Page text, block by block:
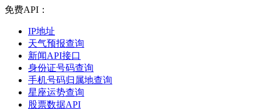
免费API：
IP地址
天气预报查询
新闻API接口
身份证号码查询
手机号码归属地查询
星座运势查询
股票数据API